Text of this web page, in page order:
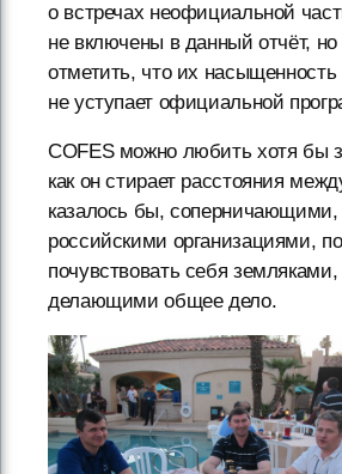
о встречах неофициальной
не включены в данный отчёт, но
отметить, что их насыщенность
не уступает официальной
COFES можно любить хотя бы
как он стирает расстояния
казалось бы, соперничающими,
российскими организациями,
почувствовать себя земляками,
делающими общее дело.